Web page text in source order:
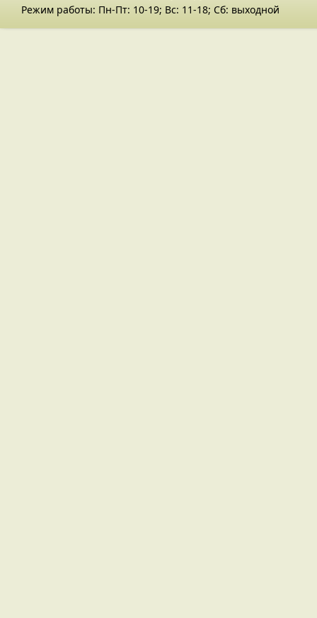
Режим работы: Пн-Пт: 10-19; Вс: 11-18; Сб: выходной